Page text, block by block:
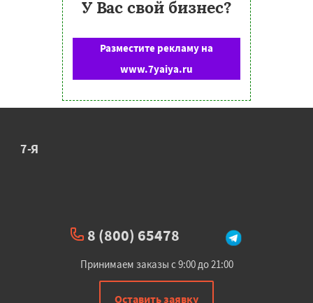
У Вас свой бизнес?
Разместите рекламу на
www.7yaiya.ru
7-Я
8 (800) 65478
Принимаем заказы с 9:00 до 21:00
Оставить заявку